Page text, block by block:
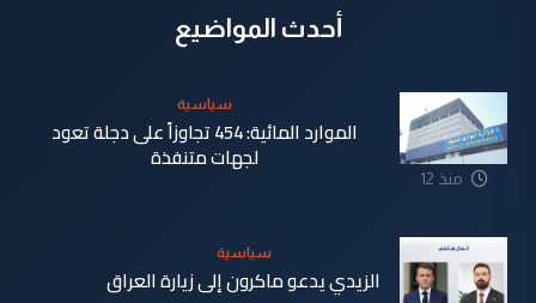
أحدث المواضيع
منذ 12
سياسية
الموارد المائية: 454 تجاوزاً على دجلة تعود
لجهات متنفذة
سياسية
الزيدي يدعو ماكرون إلى زيارة العراق